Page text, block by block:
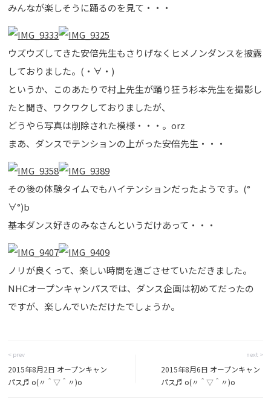
みんなが楽しそうに踊るのを見て・・・
ウズウズしてきた安倍先生もさりげなくヒメノンダンスを披露
しておりました。(・∀・)
というか、このあたりで村上先生が踊り狂う杉本先生を撮影し
たと聞き、ワクワクしておりましたが、
どうやら写真は削除された模様・・・。orz
まあ、ダンスでテンションの上がった安倍先生・・・
その後の体験タイムでもハイテンションだったようです。(°
∀°)b
基本ダンス好きのみなさんというだけあって・・・
ノリが良くって、楽しい時間を過ごさせていただきました。
NHCオープンキャンパスでは、ダンス企画は初めてだったの
ですが、楽しんでいただけたでしょうか。
< prev
2015年8月2日 オープンキャン
パス♬ o(〃＾▽＾〃)o
next >
2015年8月6日 オープンキャン
パス♬ o(〃＾▽＾〃)o